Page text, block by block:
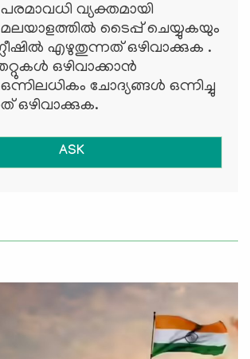
വ്യക്തമായി
ടൈപ്പ് ചെയ്യുകയും
എഴുതുന്നത് ഒഴിവാക്കുക .
ഒഴിവാക്കാന്‍
ചോദ്യങ്ങള്‍ ഒന്നിച്ചു
ഒഴിവാക്കുക.
ASK